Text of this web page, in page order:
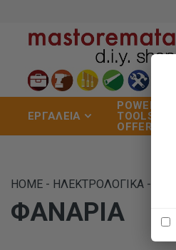
ΕΡΓΑΛΕΙΑ
POWER
TOOLS
OFFERS
HOME - ΗΛΕΚΤΡΟΛΟΓΙΚΑ -
ΦΑΝΑΡΙΑ